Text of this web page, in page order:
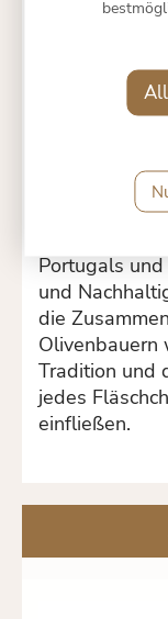
die die
Hersteller /
Hergestellt
Cooperativa
einer
Fusion der
der
gegründet
Portugals
und
die
Olivenbauern
Tradition und
jedes
einfließen.